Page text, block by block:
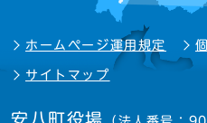
ホームページ運用規定
サイトマップ
安八町役場